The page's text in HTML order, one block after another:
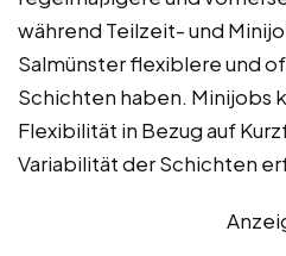
während Teilzeit- und
Salmünster flexiblere und
Schichten haben. Minijobs
Flexibilität in Bezug auf
Variabilität der Schichten